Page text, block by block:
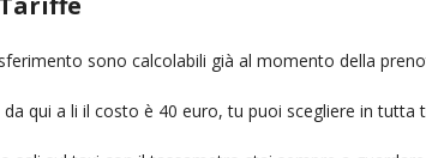
sono calcolabili già al momento della
da qui a li il costo è 40 euro, tu puoi scegliere in